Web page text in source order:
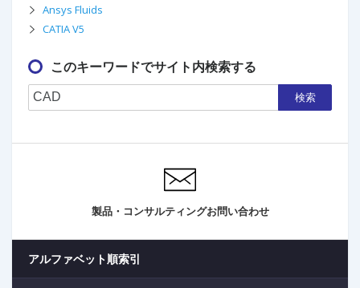
Ansys Fluids
CATIA V5
このキーワードでサイト内検索する
検索
製品・コンサルティングお問い合わせ
アルファベット順索引